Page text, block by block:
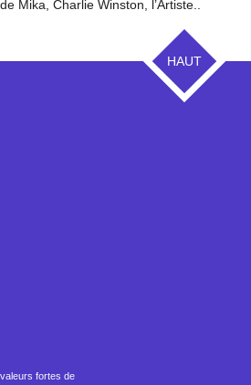
Mika, Charlie Winston, l’Artiste..
HAUT
fortes de